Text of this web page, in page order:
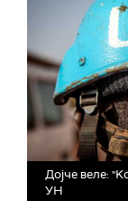
Дојче веле:
УН